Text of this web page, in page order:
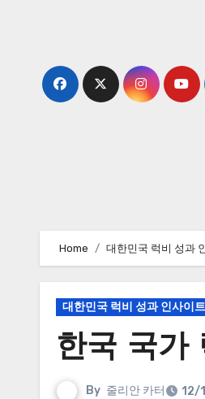
Home 대한민국 럭비 성과
대한민국 럭비 성과 인사이트
한국 국가
By 줄리안 카터 12/